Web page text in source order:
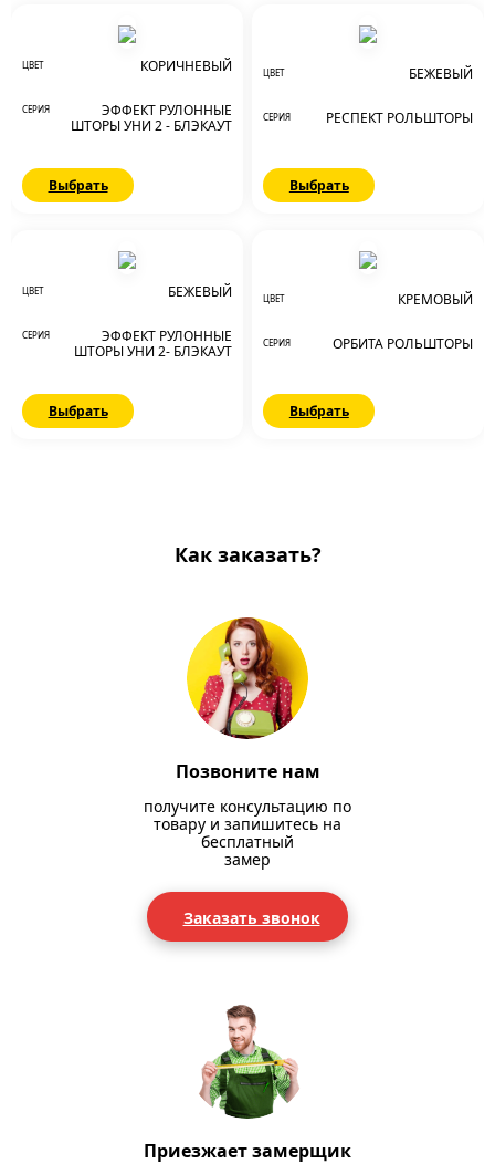
ЦВЕТ КОРИЧНЕВЫЙ
СЕРИЯ
ЭФФЕКТ РУЛОННЫЕ
ШТОРЫ УНИ 2 - БЛЭКАУТ
Выбрать
ЦВЕТ БЕЖЕВЫЙ
СЕРИЯ РЕСПЕКТ РОЛЬШТОРЫ
Выбрать
ЦВЕТ БЕЖЕВЫЙ
СЕРИЯ
ЭФФЕКТ РУЛОННЫЕ
ШТОРЫ УНИ 2- БЛЭКАУТ
Выбрать
ЦВЕТ КРЕМОВЫЙ
СЕРИЯ ОРБИТА РОЛЬШТОРЫ
Выбрать
Как заказать?
Позвоните нам
получите консультацию по
товару и запишитесь на
бесплатный
замер
Заказать звонок
Приезжает замерщик